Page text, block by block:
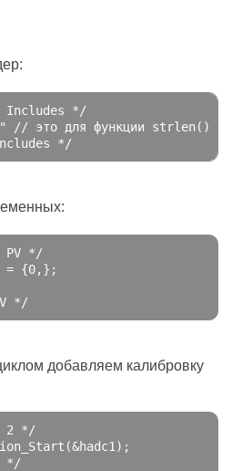
Includes */
// это для функции strlen()
Includes */
PV */
= {0,};
*/
добавляем калибровку
2 */
(&hadc1 );
*/